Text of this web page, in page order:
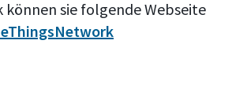
können sie folgende Webseite